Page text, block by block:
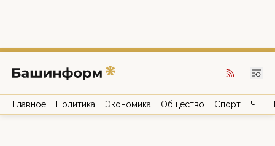
Главное Политика Экономика Общество Спорт ЧП